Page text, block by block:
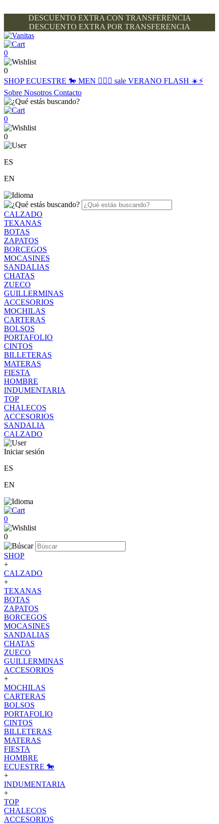
DESCUENTO EXTRA CON TRANSFERENCIA
DESCUENTO EXTRA POR TRANSFERENCIA
0
0
SHOPECUESTRE 🐎 MEN 🙋🏽‍♂️ sale VERANO FLASH ☀️⚡️
Sobre Nosotros Contacto
0
0
ES
EN
CALZADO
TEXANAS
BOTAS
ZAPATOS
BORCEGOS
MOCASINES
SANDALIAS
CHATAS
ZUECO
GUILLERMINAS
ACCESORIOS
MOCHILAS
CARTERAS
BOLSOS
PORTAFOLIO
CINTOS
BILLETERAS
MATERAS
FIESTA
HOMBRE
INDUMENTARIA
TOP
CHALECOS
ACCESORIOS
SANDALIA
CALZADO
Iniciar sesión
ES
EN
0
0
SHOP
+
CALZADO
+
TEXANAS
BOTAS
ZAPATOS
BORCEGOS
MOCASINES
SANDALIAS
CHATAS
ZUECO
GUILLERMINAS
ACCESORIOS
+
MOCHILAS
CARTERAS
BOLSOS
PORTAFOLIO
CINTOS
BILLETERAS
MATERAS
FIESTA
HOMBRE
ECUESTRE 🐎
+
INDUMENTARIA
+
TOP
CHALECOS
ACCESORIOS